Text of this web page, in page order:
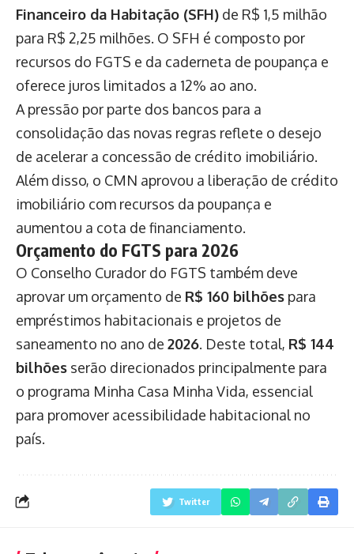
Financeiro da Habitação (SFH) de R$ 1,5 milhão
para R$ 2,25 milhões. O SFH é composto por
recursos do FGTS e da caderneta de poupança e
oferece juros limitados a 12% ao ano.
A pressão por parte dos bancos para a
consolidação das novas regras reflete o desejo
de acelerar a concessão de crédito imobiliário.
Além disso, o CMN aprovou a liberação de crédito
imobiliário com recursos da poupança e
aumentou a cota de financiamento.
Orçamento do FGTS para 2026
O Conselho Curador do FGTS também deve
aprovar um orçamento de R$ 160 bilhões para
empréstimos habitacionais e projetos de
saneamento no ano de 2026. Deste total, R$ 144
bilhões serão direcionados principalmente para
o programa Minha Casa Minha Vida, essencial
para promover acessibilidade habitacional no
país.
Twitter